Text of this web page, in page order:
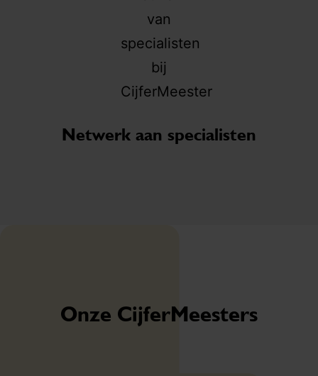
Netwerk aan specialisten
Onze CijferMeesters